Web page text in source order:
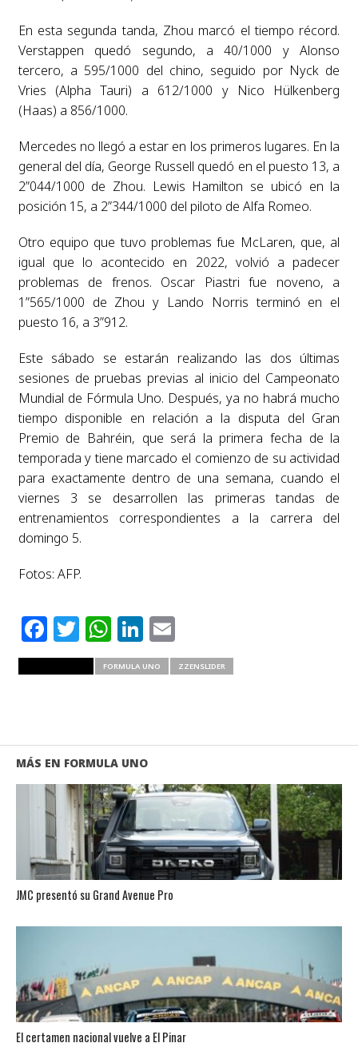
En esta segunda tanda, Zhou marcó el tiempo récord.
Verstappen quedó segundo, a 40/1000 y Alonso
tercero, a 595/1000 del chino, seguido por Nyck de
Vries (Alpha Tauri) a 612/1000 y Nico Hülkenberg
(Haas) a 856/1000.
Mercedes no llegó a estar en los primeros lugares. En la
general del día, George Russell quedó en el puesto 13, a
2”044/1000 de Zhou. Lewis Hamilton se ubicó en la
posición 15, a 2”344/1000 del piloto de Alfa Romeo.
Otro equipo que tuvo problemas fue McLaren, que, al
igual que lo acontecido en 2022, volvió a padecer
problemas de frenos. Oscar Piastri fue noveno, a
1”565/1000 de Zhou y Lando Norris terminó en el
puesto 16, a 3”912.
Este sábado se estarán realizando las dos últimas
sesiones de pruebas previas al inicio del Campeonato
Mundial de Fórmula Uno. Después, ya no habrá mucho
tiempo disponible en relación a la disputa del Gran
Premio de Bahréin, que será la primera fecha de la
temporada y tiene marcado el comienzo de su actividad
para exactamente dentro de una semana, cuando el
viernes 3 se desarrollen las primeras tandas de
entrenamientos correspondientes a la carrera del
domingo 5.
Fotos: AFP.
Facebook
Twitter
WhatsApp
LinkedIn
Email
FORMULA UNO ZZENSLIDER
MÁS EN FORMULA UNO
JMC presentó su Grand Avenue Pro
El certamen nacional vuelve a El Pinar